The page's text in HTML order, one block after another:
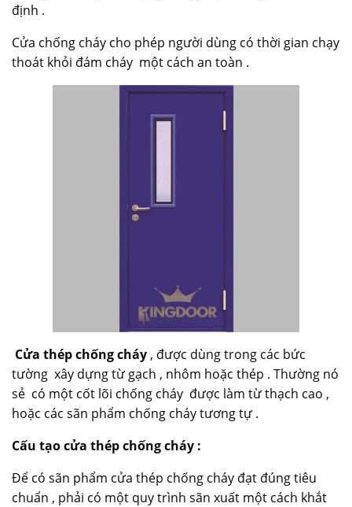
định .
Cửa chống cháy cho phép người dùng có thời gian chạy
thoát khỏi đám cháy một cách an toàn .
Cửa thép chống cháy , được dùng trong các bức
tường xây dựng từ gạch , nhôm hoặc thép . Thường nó
sẻ có một cốt lõi chống cháy được làm từ thạch cao ,
hoặc các sãn phẩm chống cháy tương tự .
Cấu tạo cửa thép chống cháy :
Để có sãn phẩm cửa thép chống cháy đạt đúng tiêu
chuẩn , phải có một quy trình sãn xuất một cách khắt